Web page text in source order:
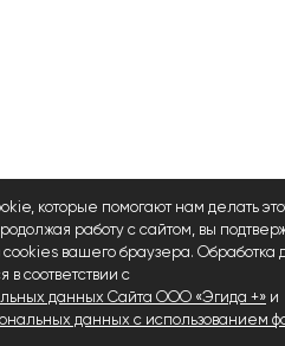
которые помогают нам делать
работу с сайтом, вы
cookies вашего браузера. Обработка
в соответствии с
данных Сайта ООО «Эгида +» и
данных с использованием